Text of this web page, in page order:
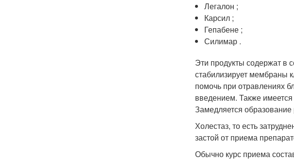
Легалон ;
Карсил ;
Гепабене ;
Силимар .
Эти продукты содержат в
стабилизирует мембраны
помочь при отравлениях
введением. Также
Замедляется образование
Холестаз, то есть
застой от приема
Обычно курс приема